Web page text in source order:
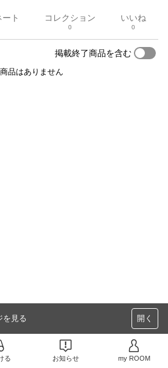
ト コレクション
0
いいね
0
掲載終了商品を含む
商品はありません
を見る 開く
る お知らせ my ROOM